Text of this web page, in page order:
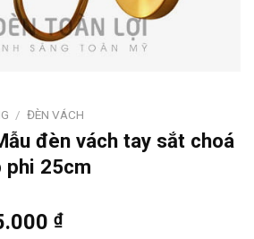
/ ĐÈN VÁCH
đèn vách tay sắt choá
phi 25cm
₫